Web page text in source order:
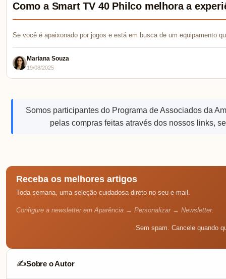
Como a Smart TV 40 Philco melhora a
Se você é apaixonado por jogos e está em busca de um equipamento
Mariana Souza
19/08/2025
Somos participantes do Programa de Associados da
pelas compras feitas através dos nossos links,
Receba os melhores artigos
Toda semana, uma seleção cuidadosa direto no seu e-mail.
Configure a newsletter em Aparência → Personalizar → Newsletter.
Sem spam. Cancele quando
✍️Sobre o Autor